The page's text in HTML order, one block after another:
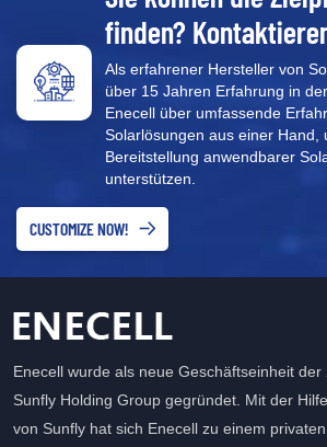
Hochauflösendes OLED mit
geringem Stromverbrauch
zeigt Batterieleistung und -
spannung an, Soft-Switch-
Design. Griffe aus
Edelstahl, hohe Haltbarkeit,
leicht zu tragen und
garantieren 3000
⚡Effizientes Management:
und Langlebigkeit.
Schneller Anschluss und
Isolationsschutz.
finden?
Als erfahrener Hersteller von
über 15 Jahren Erfahrung in
Enecell über umfassende
Solarlösungen aus einer Hand,
Bereitstellung anwendbarer
unterstützen.
CUSTOMIZE NOW!
Enecell wurde als neue Geschäftseinheit
Sunfly Holding Group gegründet. Mit der
von Sunfly hat sich Enecell zu einem